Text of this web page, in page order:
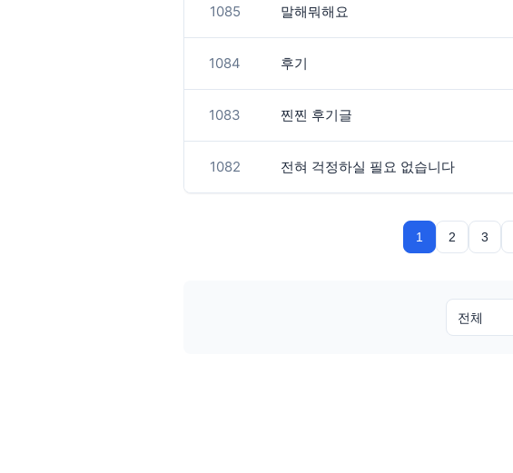
1085 말해뭐해요
1084 후기
1083 찐찐 후기글
1082 전혀 걱정하실 필요 없습니다
1 2 3